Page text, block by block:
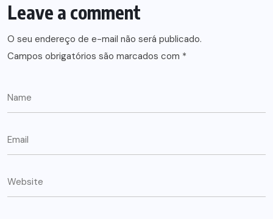
Leave a comment
O seu endereço de e-mail não será publicado.
Campos obrigatórios são marcados com *